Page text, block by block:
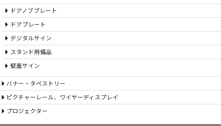
ドアノブプレート
ドアプレート
デジタルサイン
スタンド用備品
壁面サイン
バナー・タペストリー
ピクチャーレール、ワイヤーディスプレイ
プロジェクター